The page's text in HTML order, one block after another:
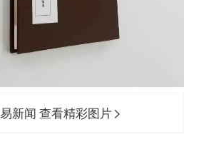
新闻 查看精彩图片